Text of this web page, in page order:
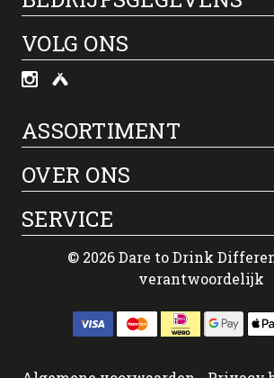
VOLG ONS
ASSORTIMENT
OVER ONS
SERVICE
© 2026 Dare to Drink
verantwoordelijk